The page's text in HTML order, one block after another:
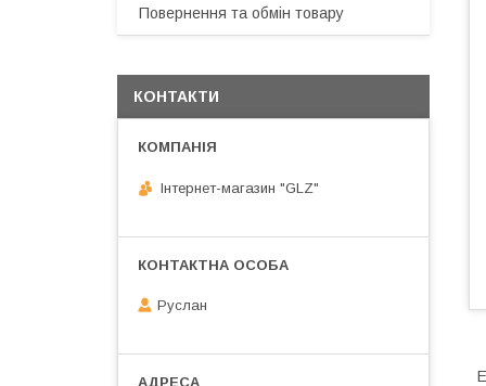
Повернення та обмін товару
КОНТАКТИ
Інтернет-магазин "GLZ"
Руслан